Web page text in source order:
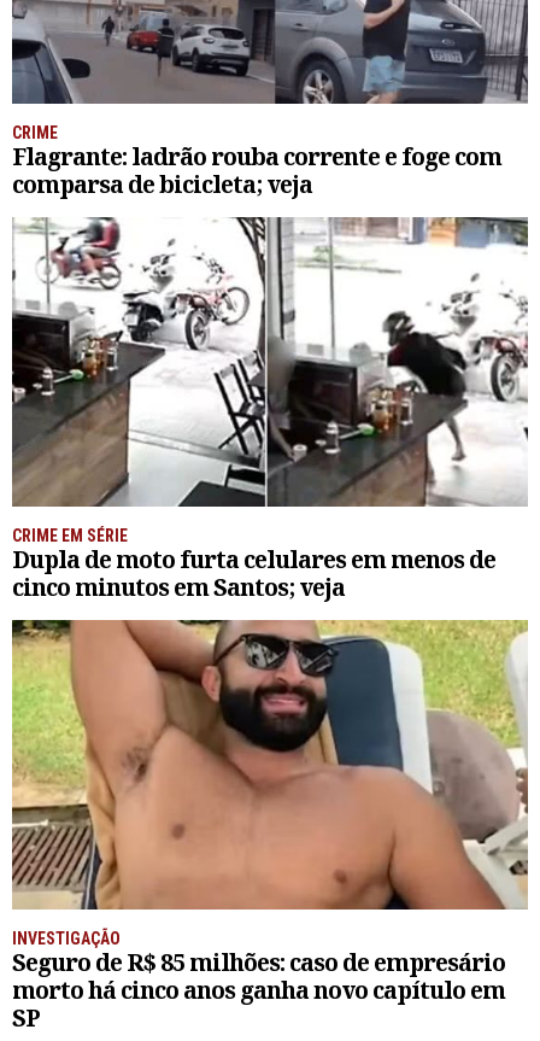
CRIME
Flagrante: ladrão rouba corrente e foge com
comparsa de bicicleta; veja
CRIME EM SÉRIE
Dupla de moto furta celulares em menos de
cinco minutos em Santos; veja
INVESTIGAÇÃO
Seguro de R$ 85 milhões: caso de empresário
morto há cinco anos ganha novo capítulo em
SP